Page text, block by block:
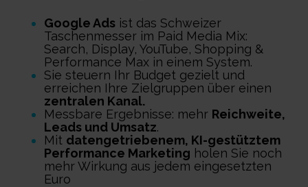
Google Ads ist das Schweizer
Taschenmesser im Paid Media Mix:
Search, Display, YouTube, Shopping &
Performance Max in einem System.
Sie steuern Ihr Budget gezielt und
erreichen Ihre Zielgruppen über einen
zentralen Kanal.
Messbare Ergebnisse: mehr Reichweite,
Leads und Umsatz.
Mit datengetriebenem, KI-gestütztem
Performance Marketing holen Sie noch
mehr Wirkung aus jedem eingesetzten
Euro